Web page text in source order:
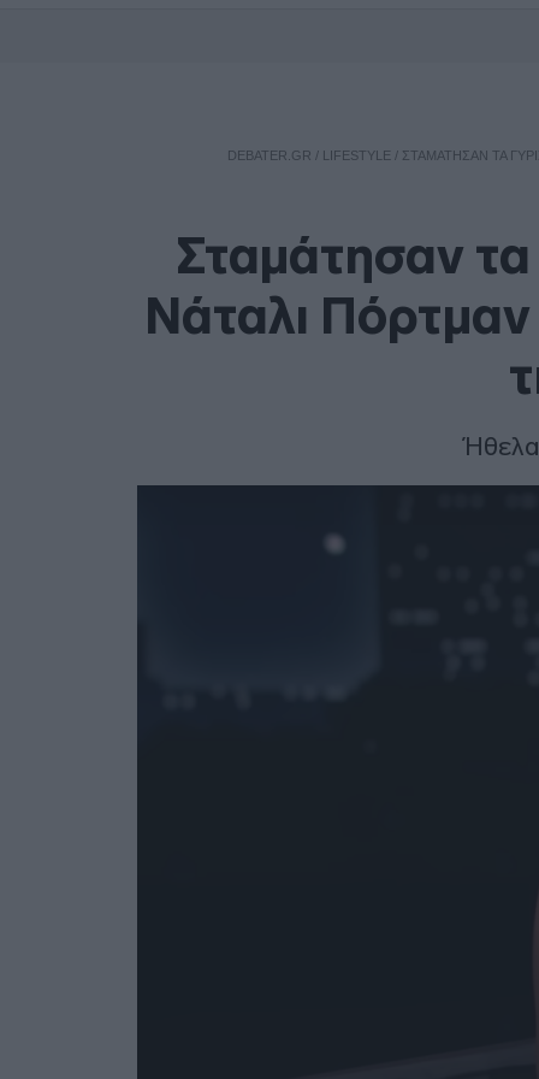
DEBATER.GR / LIFESTYLE / ΣΤΑΜΆΤΗΣΑΝ ΤΑ
Σταμάτησαν τα
Νάταλι